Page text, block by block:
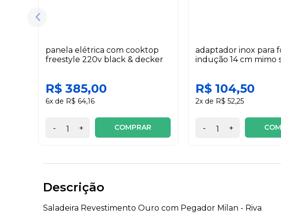
panela elétrica com cooktop
freestyle 220v black & decker
R$ 385,00
6x de R$ 64,16
- + COMPRAR
adaptador inox para
indução 14 cm mimo
R$ 104,50
2x de R$ 52,25
- +
Descrição
Saladeira Revestimento Ouro com Pegador Milan - Riva